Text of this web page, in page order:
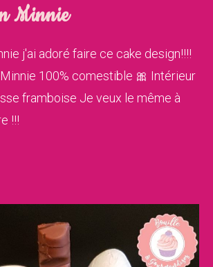
Minnie
j'ai adoré faire ce cake design!!!!
100% comestible 🎀 Intérieur
framboise Je veux le même à
!!!